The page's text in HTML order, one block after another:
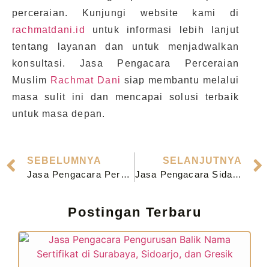
perceraian. Kunjungi website kami di
rachmatdani.id
untuk informasi lebih lanjut
tentang layanan dan untuk menjadwalkan
konsultasi. Jasa Pengacara Perceraian
Muslim Rachmat Dani siap membantu melalui
masa sulit ini dan mencapai solusi terbaik
untuk masa depan.
SEBELUMNYA
Jasa Pengacara Perceraian Muslim di Sidoarjo
SELANJUTNYA
Jasa Pengacara Sidang di Pengadilan Agama Bangil
Postingan Terbaru